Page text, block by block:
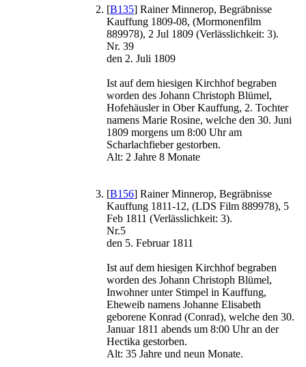
[B135] Rainer Minnerop, Begräbnisse
Kauffung 1809-08, (Mormonenfilm
889978), 2 Jul 1809 (Verlässlichkeit: 3).
Nr. 39
den 2. Juli 1809
Ist auf dem hiesigen Kirchhof begraben
worden des Johann Christoph Blümel,
Hofehäusler in Ober Kauffung, 2. Tochter
namens Marie Rosine, welche den 30. Juni
1809 morgens um 8:00 Uhr am
Scharlachfieber gestorben.
Alt: 2 Jahre 8 Monate
[B156] Rainer Minnerop, Begräbnisse
Kauffung 1811-12, (LDS Film 889978), 5
Feb 1811 (Verlässlichkeit: 3).
Nr.5
den 5. Februar 1811
Ist auf dem hiesigen Kirchhof begraben
worden des Johann Christoph Blümel,
Inwohner unter Stimpel in Kauffung,
Eheweib namens Johanne Elisabeth
geborene Konrad (Conrad), welche den 30.
Januar 1811 abends um 8:00 Uhr an der
Hectika gestorben.
Alt: 35 Jahre und neun Monate.